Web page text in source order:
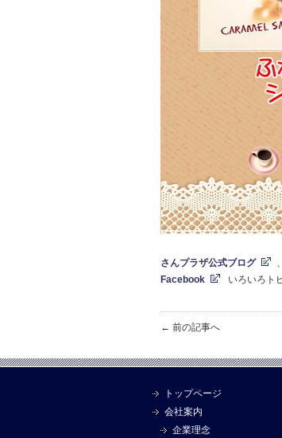
さんプラザ公式ブログ 、
Facebook
いろいろト
← 前の記事へ
トップページ
会社案内
企業理念